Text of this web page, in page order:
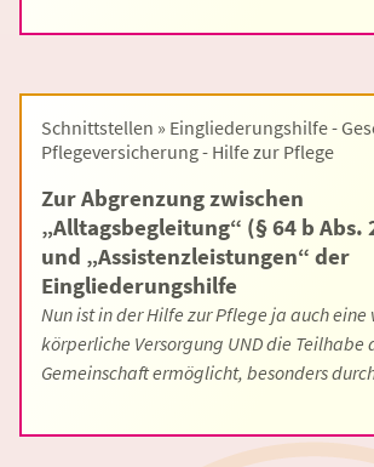
Schnittstellen » Eingliederungshilfe -
Pflegeversicherung - Hilfe zur Pflege
Zur Abgrenzung zwischen
„Alltagsbegleitung“ (§ 64 b Abs.
und „Assistenzleistungen“ der
Eingliederungshilfe
Nun ist in der Hilfe zur Pflege ja auch
körperliche Versorgung UND die Teilhabe
Gemeinschaft ermöglicht, besonders